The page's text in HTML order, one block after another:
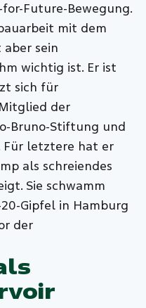
Future-Bewegung.
mit dem
aber sein
wichtig ist. Er ist
sich für
der
Bruno-Stiftung und
Für letztere hat er
als schreiendes
Sie schwamm
Gipfel in Hamburg
der